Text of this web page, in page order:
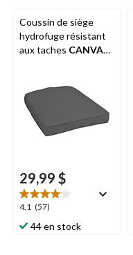
Coussin de siège
hydrofuge résistant
aux taches CANVAS
29,99 $
4.1 (57)
4.1
étoile(s)
sur
44 en stock